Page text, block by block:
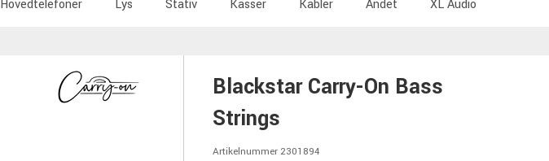
Hovedtelefoner Lys Stativ Kasser Kabler Andet XL Audio
Blackstar Carry-On Bass
Strings
Artikelnummer 2301894